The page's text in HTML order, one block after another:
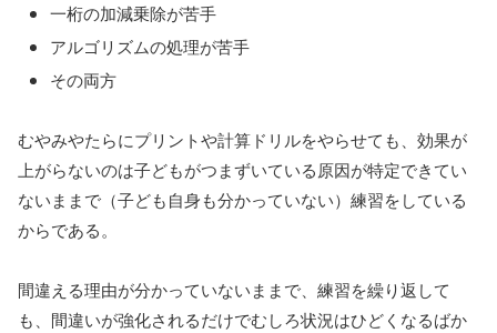
一桁の加減乗除が苦手
アルゴリズムの処理が苦手
その両方
むやみやたらにプリントや計算ドリルをやらせても、効果が
上がらないのは子どもがつまずいている原因が特定できてい
ないままで（子ども自身も分かっていない）練習をしている
からである。
間違える理由が分かっていないままで、練習を繰り返して
も、間違いが強化されるだけでむしろ状況はひどくなるばか